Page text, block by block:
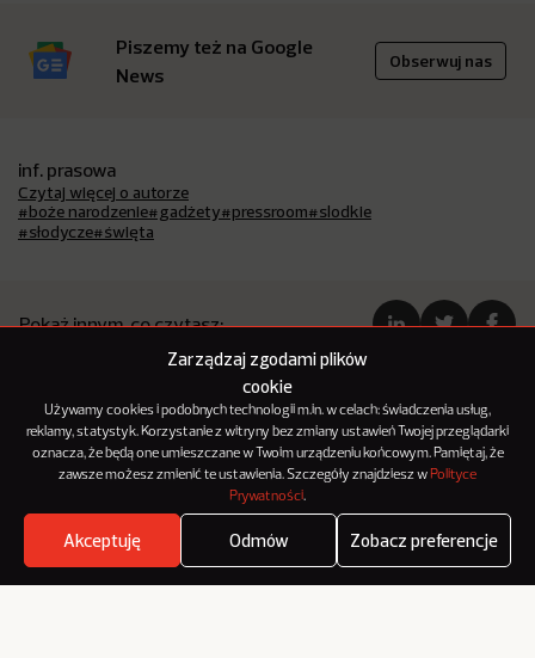
Zarządzaj zgodami plików
cookie
Używamy cookies i podobnych technologii m.in. w celach: świadczenia usług,
reklamy, statystyk. Korzystanie z witryny bez zmiany ustawień Twojej przeglądarki
oznacza, że będą one umieszczane w Twoim urządzeniu końcowym. Pamiętaj, że
zawsze możesz zmienić te ustawienia. Szczegóły znajdziesz w Polityce
Prywatności.
Akceptuję Odmów Zobacz preferencje
Piszemy też na Google
News
Obserwuj nas
inf. prasowa
Czytaj więcej o autorze
#boże narodzenie#gadżety#pressroom#slodkie
#słodycze#święta
Pokaż innym, co czytasz:
Where's the beef?